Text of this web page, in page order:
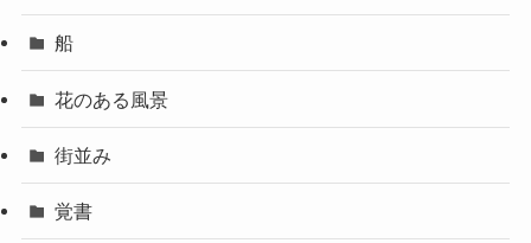
船
花のある風景
街並み
覚書